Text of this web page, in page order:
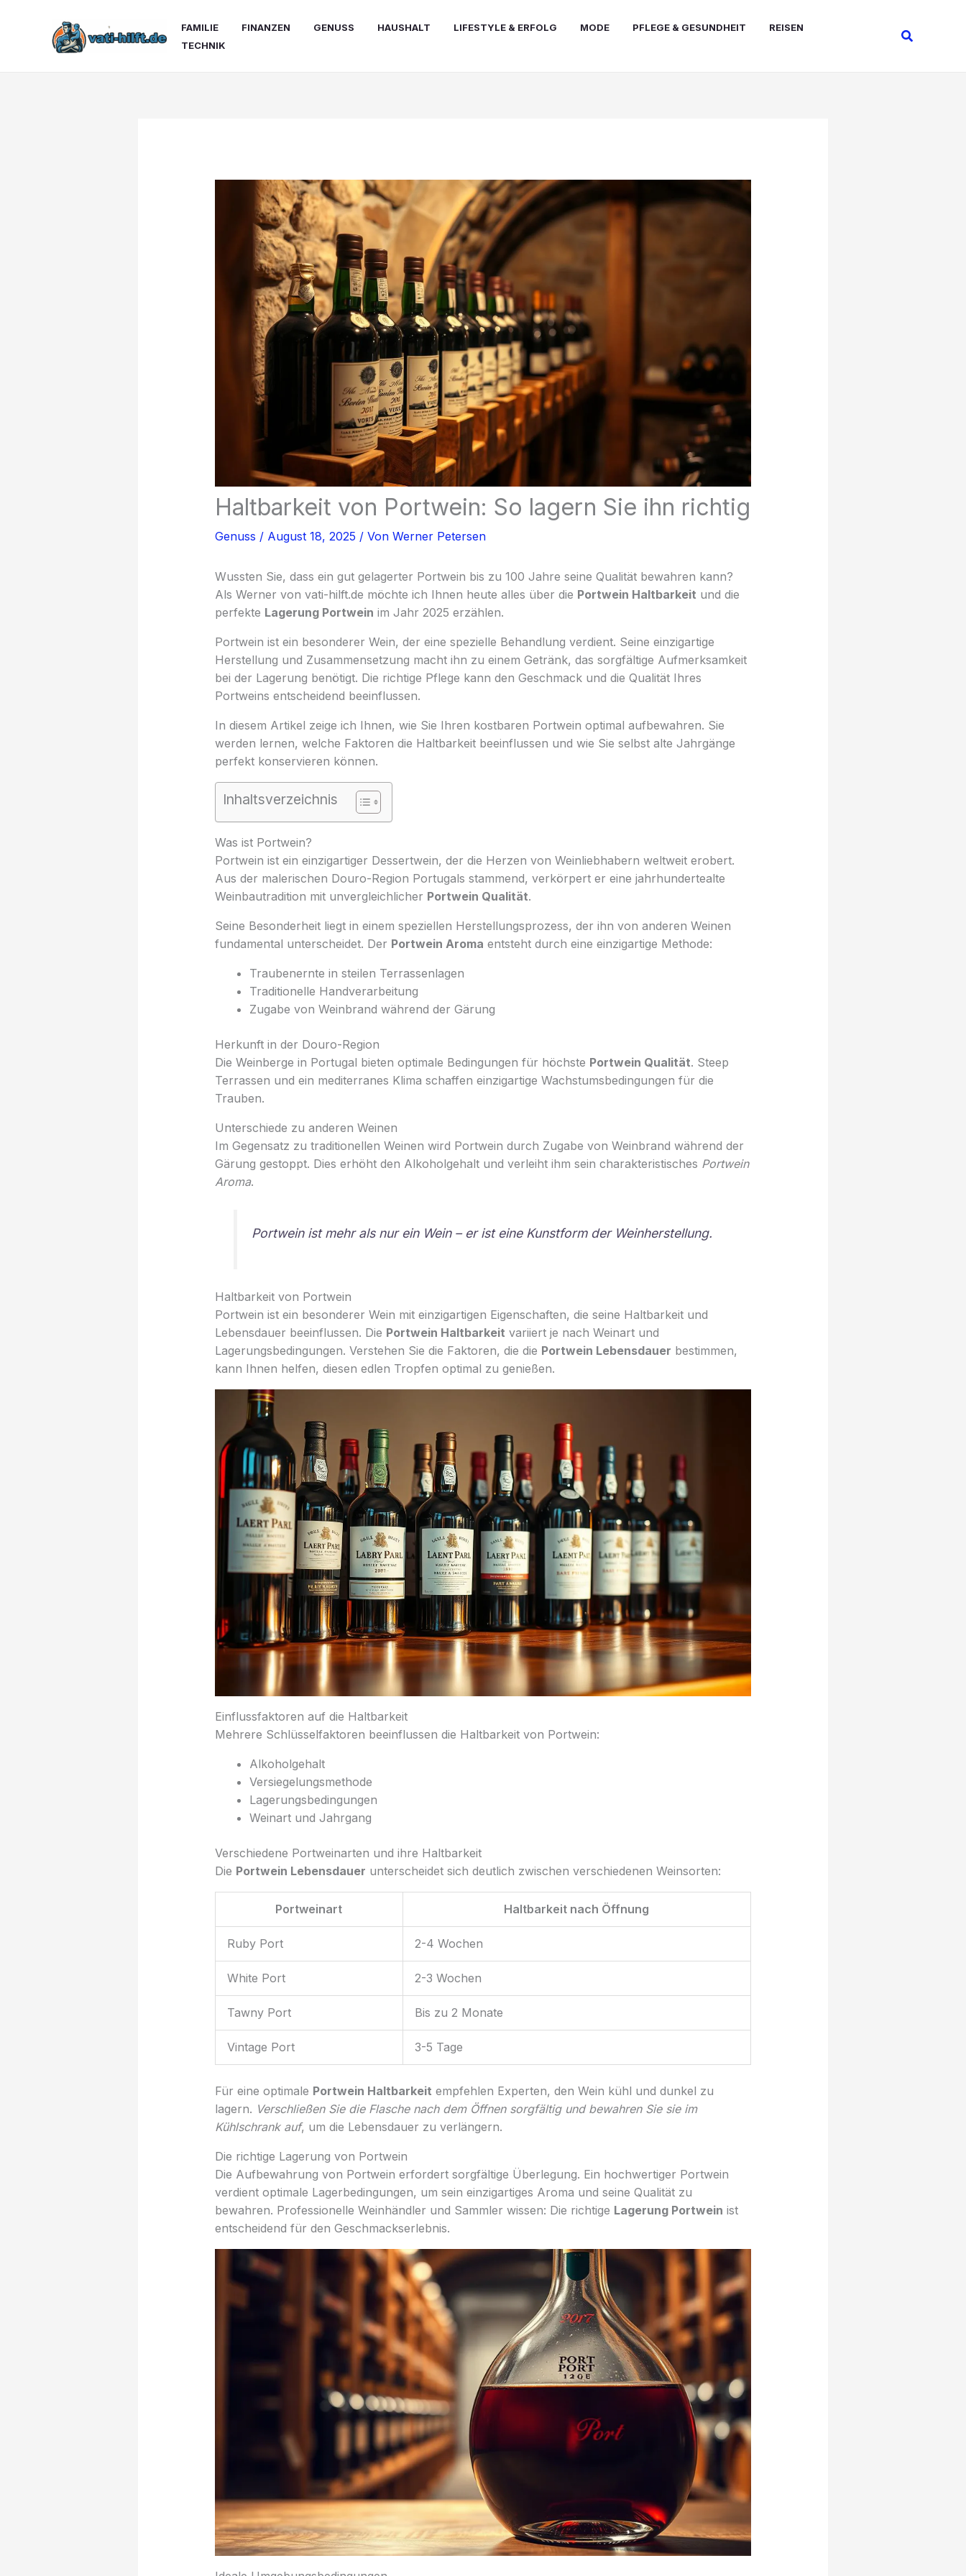
FAMILIE FINANZEN GENUSS HAUSHALT LIFESTYLE & ERFOLG MODE PFLEGE & GESUNDHEIT
REISEN
TECHNIK
Suchen
Haltbarkeit von Portwein: So lagern Sie ihn richtig
Genuss / August 18, 2025 / Von Werner Petersen
Wussten Sie, dass ein gut gelagerter Portwein bis zu 100 Jahre seine Qualität bewahren kann?
Als Werner von vati-hilft.de möchte ich Ihnen heute alles über die Portwein Haltbarkeit und die
perfekte Lagerung Portwein im Jahr 2025 erzählen.
Portwein ist ein besonderer Wein, der eine spezielle Behandlung verdient. Seine einzigartige
Herstellung und Zusammensetzung macht ihn zu einem Getränk, das sorgfältige Aufmerksamkeit
bei der Lagerung benötigt. Die richtige Pflege kann den Geschmack und die Qualität Ihres
Portweins entscheidend beeinflussen.
In diesem Artikel zeige ich Ihnen, wie Sie Ihren kostbaren Portwein optimal aufbewahren. Sie
werden lernen, welche Faktoren die Haltbarkeit beeinflussen und wie Sie selbst alte Jahrgänge
perfekt konservieren können.
Inhaltsverzeichnis
Was ist Portwein?
Portwein ist ein einzigartiger Dessertwein, der die Herzen von Weinliebhabern weltweit erobert.
Aus der malerischen Douro-Region Portugals stammend, verkörpert er eine jahrhundertealte
Weinbautradition mit unvergleichlicher Portwein Qualität.
Seine Besonderheit liegt in einem speziellen Herstellungsprozess, der ihn von anderen Weinen
fundamental unterscheidet. Der Portwein Aroma entsteht durch eine einzigartige Methode:
Traubenernte in steilen Terrassenlagen
Traditionelle Handverarbeitung
Zugabe von Weinbrand während der Gärung
Herkunft in der Douro-Region
Die Weinberge in Portugal bieten optimale Bedingungen für höchste Portwein Qualität. Steep
Terrassen und ein mediterranes Klima schaffen einzigartige Wachstumsbedingungen für die
Trauben.
Unterschiede zu anderen Weinen
Im Gegensatz zu traditionellen Weinen wird Portwein durch Zugabe von Weinbrand während der
Gärung gestoppt. Dies erhöht den Alkoholgehalt und verleiht ihm sein charakteristisches Portwein
Aroma.
Portwein ist mehr als nur ein Wein – er ist eine Kunstform der Weinherstellung.
Haltbarkeit von Portwein
Portwein ist ein besonderer Wein mit einzigartigen Eigenschaften, die seine Haltbarkeit und
Lebensdauer beeinflussen. Die Portwein Haltbarkeit variiert je nach Weinart und
Lagerungsbedingungen. Verstehen Sie die Faktoren, die die Portwein Lebensdauer bestimmen,
kann Ihnen helfen, diesen edlen Tropfen optimal zu genießen.
Einflussfaktoren auf die Haltbarkeit
Mehrere Schlüsselfaktoren beeinflussen die Haltbarkeit von Portwein:
Alkoholgehalt
Versiegelungsmethode
Lagerungsbedingungen
Weinart und Jahrgang
Verschiedene Portweinarten und ihre Haltbarkeit
Die Portwein Lebensdauer unterscheidet sich deutlich zwischen verschiedenen Weinsorten:
Portweinart Haltbarkeit nach Öffnung
Ruby Port 2-4 Wochen
White Port 2-3 Wochen
Tawny Port Bis zu 2 Monate
Vintage Port 3-5 Tage
Für eine optimale Portwein Haltbarkeit empfehlen Experten, den Wein kühl und dunkel zu
lagern. Verschließen Sie die Flasche nach dem Öffnen sorgfältig und bewahren Sie sie im
Kühlschrank auf, um die Lebensdauer zu verlängern.
Die richtige Lagerung von Portwein
Die Aufbewahrung von Portwein erfordert sorgfältige Überlegung. Ein hochwertiger Portwein
verdient optimale Lagerbedingungen, um sein einzigartiges Aroma und seine Qualität zu
bewahren. Professionelle Weinhändler und Sammler wissen: Die richtige Lagerung Portwein ist
entscheidend für den Geschmackserlebnis.